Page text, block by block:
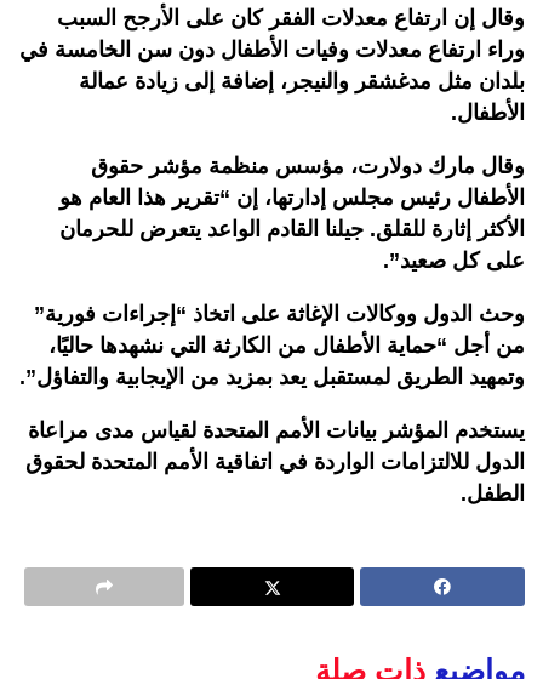
وقال إن ارتفاع معدلات الفقر كان على الأرجح السبب
وراء ارتفاع معدلات وفيات الأطفال دون سن الخامسة في
بلدان مثل مدغشقر والنيجر، إضافة إلى زيادة عمالة
الأطفال.
وقال مارك دولارت، مؤسس منظمة مؤشر حقوق
الأطفال رئيس مجلس إدارتها، إن “تقرير هذا العام هو
الأكثر إثارة للقلق. جيلنا القادم الواعد يتعرض للحرمان
على كل صعيد”.
وحث الدول ووكالات الإغاثة على اتخاذ “إجراءات فورية”
من أجل “حماية الأطفال من الكارثة التي نشهدها حاليًا،
وتمهيد الطريق لمستقبل يعد بمزيد من الإيجابية والتفاؤل”.
يستخدم المؤشر بيانات الأمم المتحدة لقياس مدى مراعاة
الدول للالتزامات الواردة في اتفاقية الأمم المتحدة لحقوق
الطفل.
مواضيع ذات صلة